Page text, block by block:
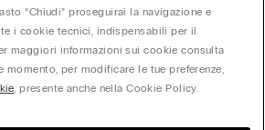
| Sede Legale: Malcesine (VR), Via Portici
e n.iscr. al Reg. Imprese di Verona: 01037050422 |
Holding S.p.A.
“Chiudi” proseguirai la navigazione e
i cookie tecnici, indispensabili per il
maggiori informazioni sui cookie consulta
momento, per modificare le tue preferenze,
, presente anche nella Cookie Policy.